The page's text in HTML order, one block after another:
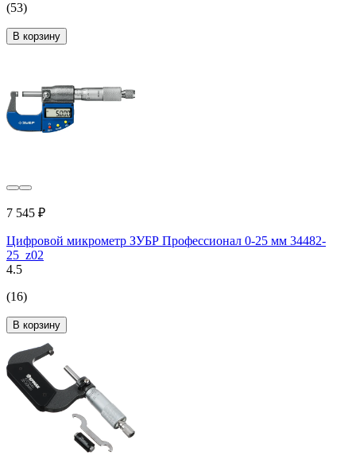
(53)
В корзину
7 545 ₽
Цифровой микрометр ЗУБР Профессионал 0-25 мм 34482-
25_z02
4.5
(16)
В корзину